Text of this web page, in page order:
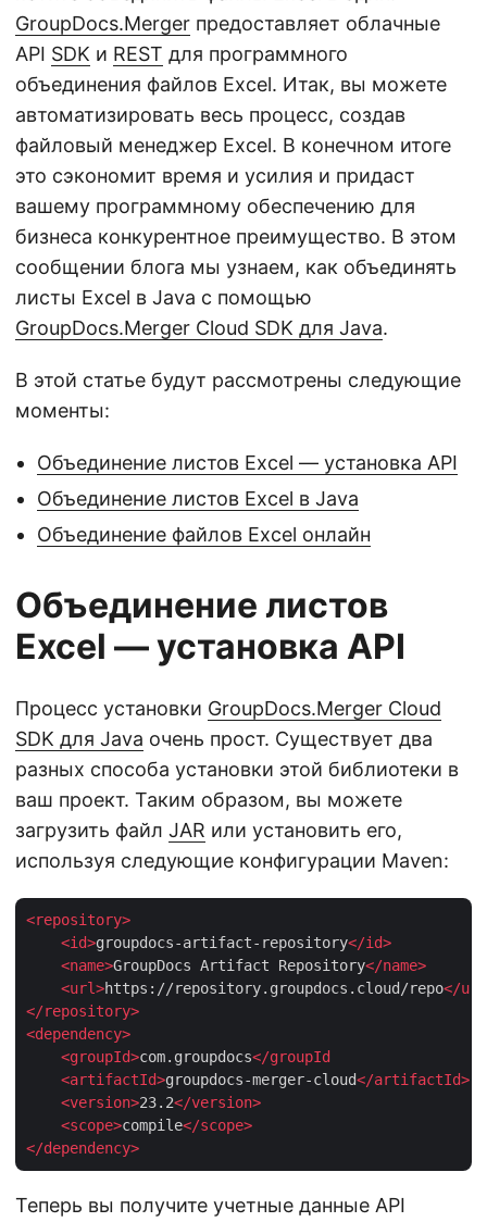
GroupDocs.Merger предоставляет облачные
API SDK и REST для программного
объединения файлов Excel. Итак, вы можете
автоматизировать весь процесс, создав
файловый менеджер Excel. В конечном итоге
это сэкономит время и усилия и придаст
вашему программному обеспечению для
бизнеса конкурентное преимущество. В этом
сообщении блога мы узнаем, как объединять
листы Excel в Java с помощью
GroupDocs.Merger Cloud SDK для Java.
В этой статье будут рассмотрены следующие
моменты:
Объединение листов Excel — установка API
Объединение листов Excel в Java
Объединение файлов Excel онлайн
Объединение листов
Excel — установка API
Процесс установки GroupDocs.Merger Cloud
SDK для Java очень прост. Существует два
разных способа установки этой библиотеки в
ваш проект. Таким образом, вы можете
загрузить файл JAR или установить его,
используя следующие конфигурации Maven:
<repository>
<id>groupdocs-artifact-repository</id>
<name>GroupDocs Artifact Repository</name>
<url>https://repository.groupdocs.cloud/repo</url
</repository>
<dependency>
<groupId>com.groupdocs</groupId
    <
artifactId>groupdocs-merger-cloud</artifactId>
<version>23.2</version>
<scope>compile</scope>
</dependency>
Теперь вы получите учетные данные API